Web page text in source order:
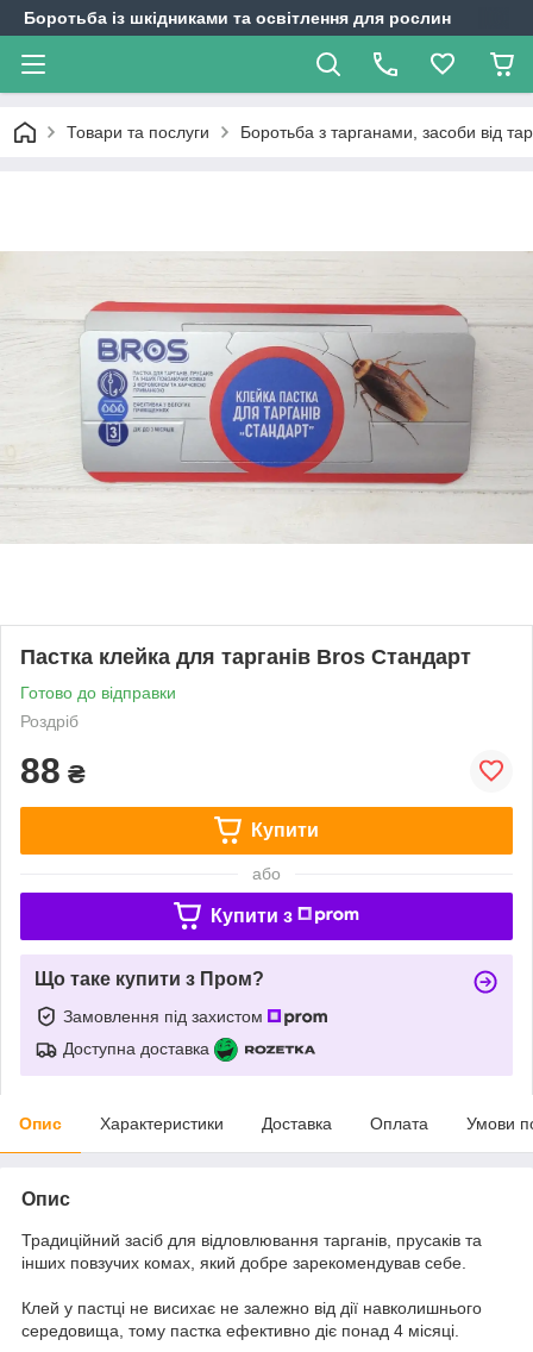
Боротьба із шкідниками та освітлення для рослин
Товари та послуги Боротьба з тарганами, засоби від
Пастка клейка для тарганів Bros Стандарт
Готово до відправки
Роздріб
88 ₴
Купити
або
Купити з
Що таке купити з Пром?
Замовлення під захистом
Доступна доставка
Опис Характеристики Доставка Оплата Умови
Опис
Традиційний засіб для відловлювання тарганів, прусаків та
інших повзучих комах, який добре зарекомендував себе.
Клей у пастці не висихає не залежно від дії навколишнього
середовища, тому пастка ефективно діє понад 4 місяці.